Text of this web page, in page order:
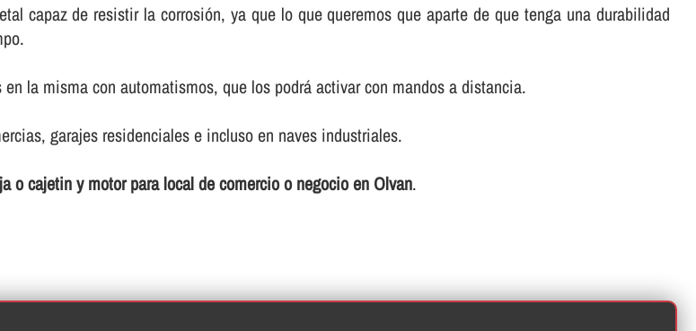
capaz de resistir la corrosión, ya que lo que queremos que aparte de que tenga una durabilidad
la misma con automatismos, que los podrá activar con mandos a distancia.
garajes residenciales e incluso en naves industriales.
o cajetin y motor para local de comercio o negocio en Olvan.